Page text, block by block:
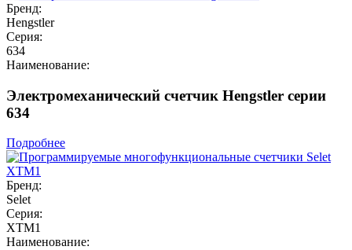
Бренд:
Hengstler
Серия:
634
Наименование:
Электромеханический счетчик Hengstler серии
634
Подробнее
Бренд:
Selet
Серия:
XTM1
Наименование: